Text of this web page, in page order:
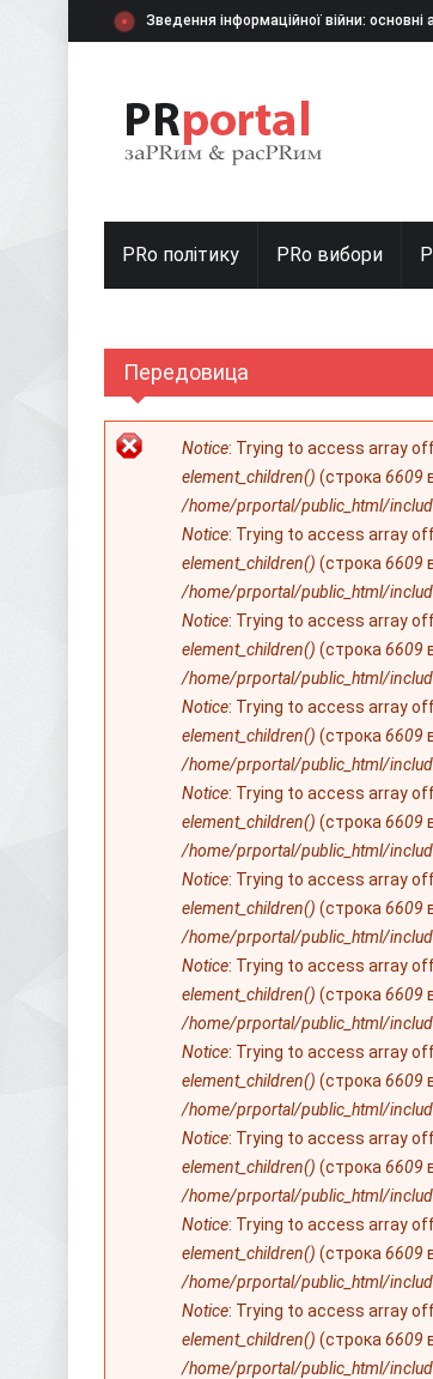
Перейти к основному содержанию
Зведення інформаційної війни:
PRo політику PRo вибори
Передовица
Сообщение об
Notice: Trying to access array
element_children() (строка 6609
/home/prportal/public_html/
Notice: Trying to access array
element_children() (строка 6609
/home/prportal/public_html/
Notice: Trying to access array
element_children() (строка 6609
/home/prportal/public_html/
Notice: Trying to access array
element_children() (строка 6609
/home/prportal/public_html/
Notice: Trying to access array
element_children() (строка 6609
/home/prportal/public_html/
Notice: Trying to access array
element_children() (строка 6609
/home/prportal/public_html/
Notice: Trying to access array
element_children() (строка 6609
/home/prportal/public_html/
Notice: Trying to access array
element_children() (строка 6609
/home/prportal/public_html/
Notice: Trying to access array
element_children() (строка 6609
/home/prportal/public_html/
Notice: Trying to access array
element_children() (строка 6609
/home/prportal/public_html/
Notice: Trying to access array
element_children() (строка 6609
/home/prportal/public_html/